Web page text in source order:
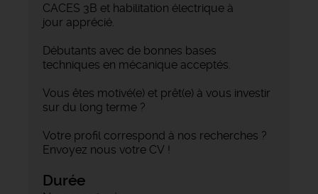
CACES 3B et habilitation électrique à
jour apprécié.
Débutants avec de bonnes bases
techniques en mécanique acceptés.
Vous êtes motivé(e) et prêt(e) à vous investir
sur du long terme ?
Votre profil correspond à nos recherches ?
Envoyez nous votre CV !
Durée